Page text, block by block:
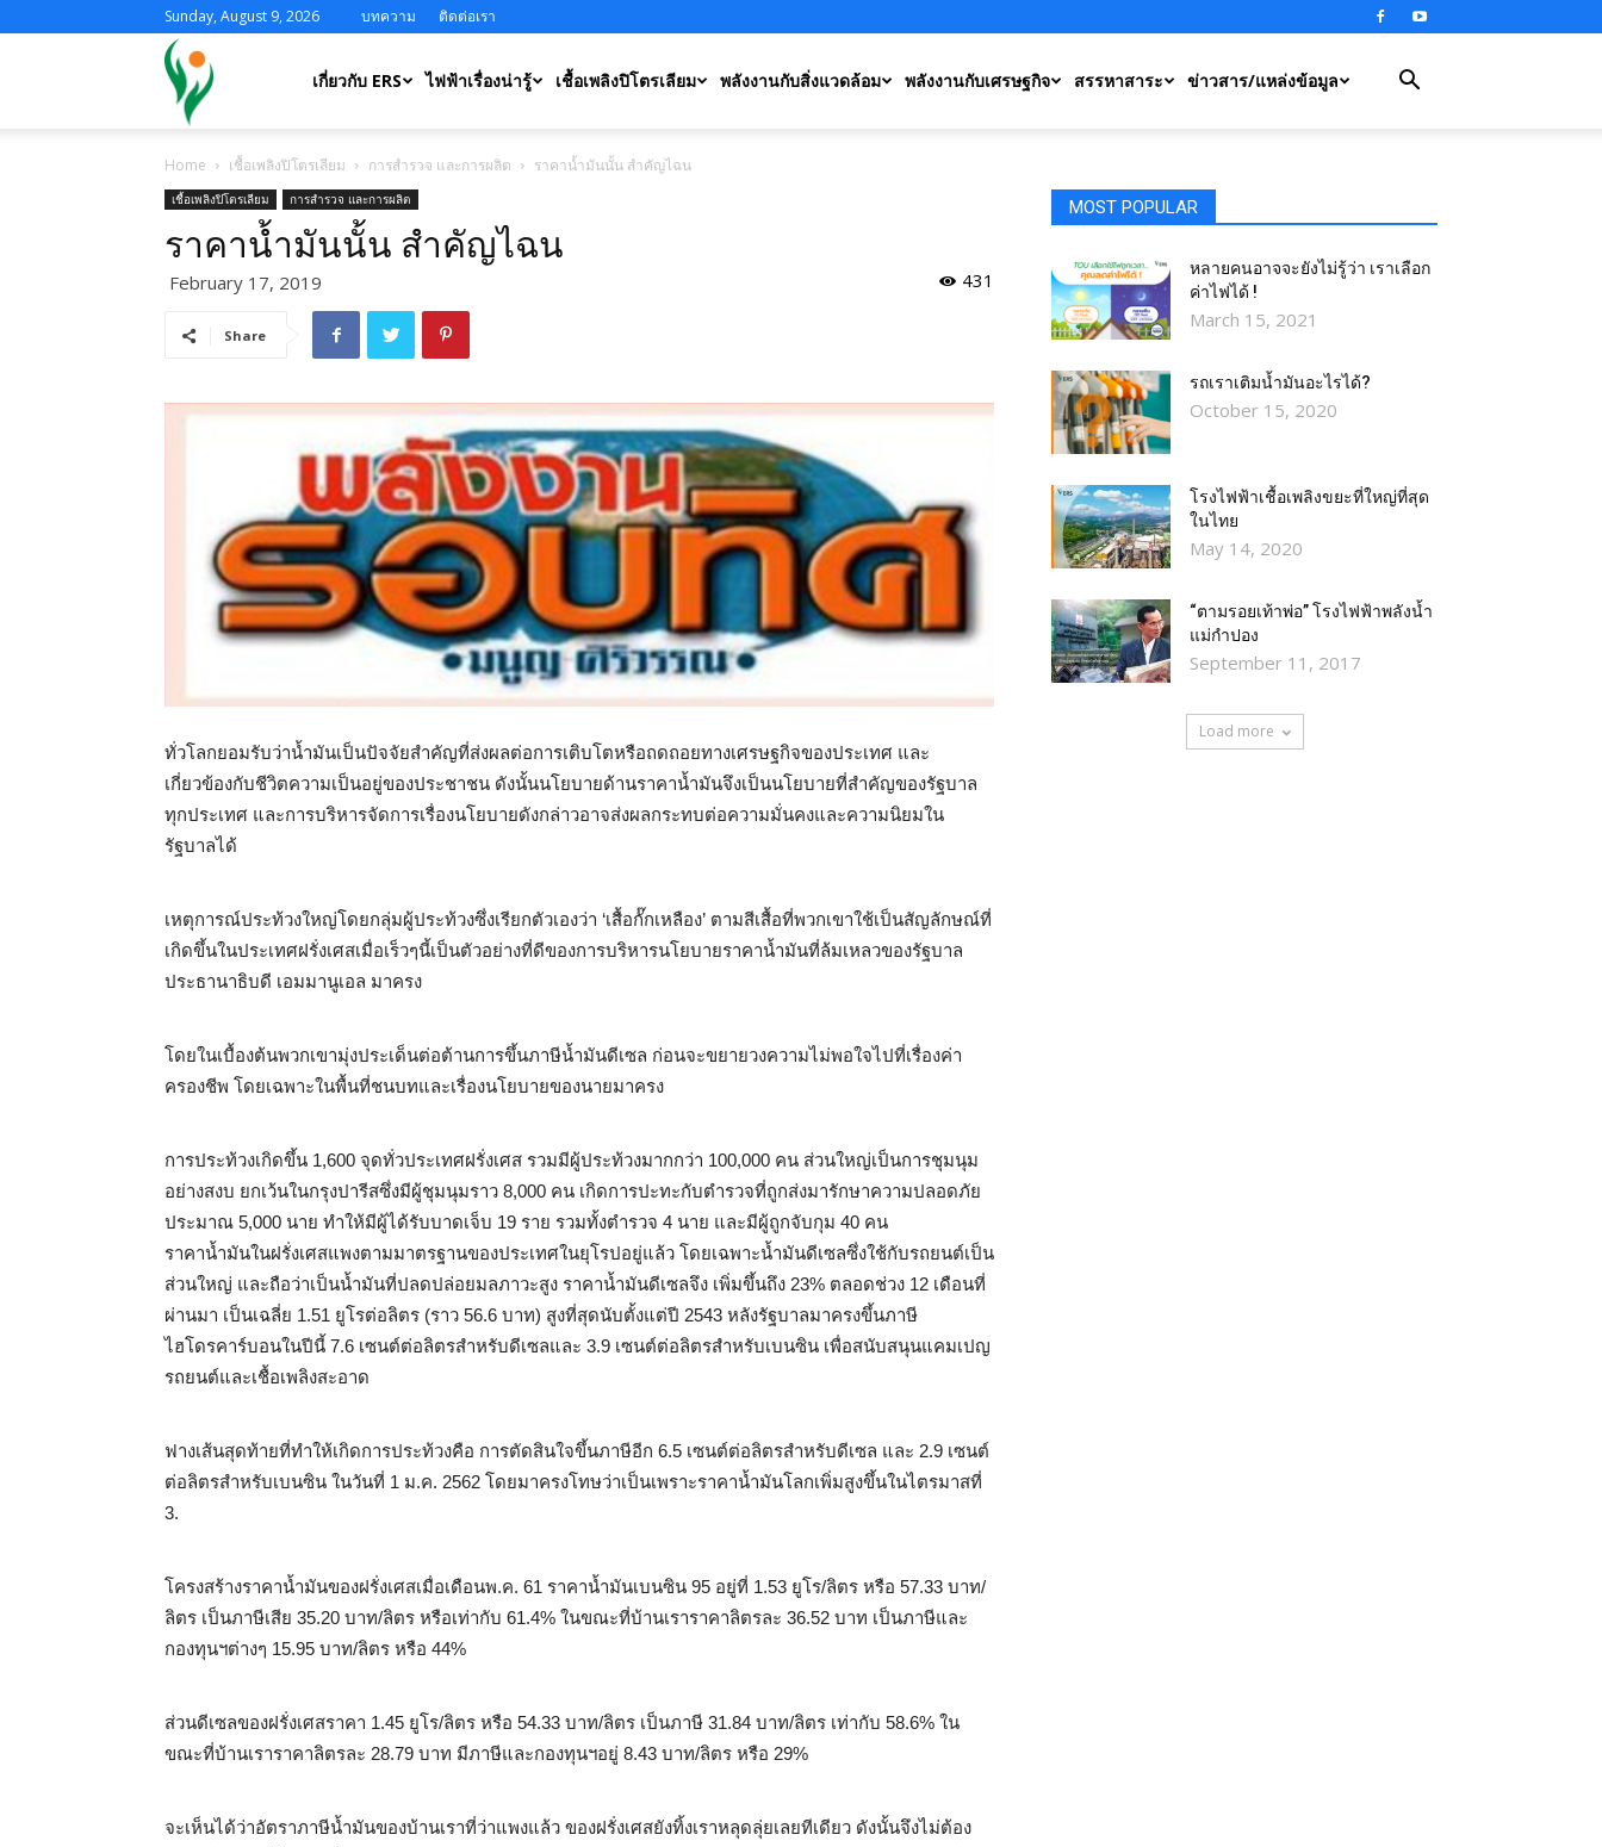
Sunday, August 9, 2026 บทความ ติดต่อเรา
ERS เกี่ยวกับ ERS ไฟฟ้าเรื่องน่ารู้ เชื้อเพลิงปิโตรเลียม พลังงานกับสิ่งแวดล้อม พลังงานกับเศรษฐกิจ สรรหาสาระ ข่าวสาร/แหล่งข้อมูล
Home เชื้อเพลิงปิโตรเลียม การสำรวจ และการผลิต ราคาน้ำมันนั้น สำคัญไฉน
เชื้อเพลิงปิโตรเลียม การสำรวจ และการผลิต
ราคาน้ำมันนั้น สำคัญไฉน
February 17, 2019 431
Share
ทั่วโลกยอมรับว่าน้ำมันเป็นปัจจัยสำคัญที่ส่งผลต่อการเติบโตหรือถดถอยทางเศรษฐกิจของประเทศ และ
เกี่ยวข้องกับชีวิตความเป็นอยู่ของประชาชน ดังนั้นนโยบายด้านราคาน้ำมันจึงเป็นนโยบายที่สำคัญของรัฐบาล
ทุกประเทศ และการบริหารจัดการเรื่องนโยบายดังกล่าวอาจส่งผลกระทบต่อความมั่นคงและความนิยมใน
รัฐบาลได้
เหตุการณ์ประท้วงใหญ่โดยกลุ่มผู้ประท้วงซึ่งเรียกตัวเองว่า ‘เสื้อกั๊กเหลือง’ ตามสีเสื้อที่พวกเขาใช้เป็นสัญลักษณ์ที่
เกิดขึ้นในประเทศฝรั่งเศสเมื่อเร็วๆนี้เป็นตัวอย่างที่ดีของการบริหารนโยบายราคาน้ำมันที่ล้มเหลวของรัฐบาล
ประธานาธิบดี เอมมานูเอล มาครง
โดยในเบื้องต้นพวกเขามุ่งประเด็นต่อต้านการขึ้นภาษีน้ำมันดีเซล ก่อนจะขยายวงความไม่พอใจไปที่เรื่องค่า
ครองชีพ โดยเฉพาะในพื้นที่ชนบทและเรื่องนโยบายของนายมาครง
การประท้วงเกิดขึ้น 1,600 จุดทั่วประเทศฝรั่งเศส รวมมีผู้ประท้วงมากกว่า 100,000 คน ส่วนใหญ่เป็นการชุมนุม
อย่างสงบ ยกเว้นในกรุงปารีสซึ่งมีผู้ชุมนุมราว 8,000 คน เกิดการปะทะกับตำรวจที่ถูกส่งมารักษาความปลอดภัย
ประมาณ 5,000 นาย ทำให้มีผู้ได้รับบาดเจ็บ 19 ราย รวมทั้งตำรวจ 4 นาย และมีผู้ถูกจับกุม 40 คน
ราคาน้ำมันในฝรั่งเศสแพงตามมาตรฐานของประเทศในยุโรปอยู่แล้ว โดยเฉพาะน้ำมันดีเซลซึ่งใช้กับรถยนต์เป็น
ส่วนใหญ่ และถือว่าเป็นน้ำมันที่ปลดปล่อยมลภาวะสูง ราคาน้ำมันดีเซลจึง เพิ่มขึ้นถึง 23% ตลอดช่วง 12 เดือนที่
ผ่านมา เป็นเฉลี่ย 1.51 ยูโรต่อลิตร (ราว 56.6 บาท) สูงที่สุดนับตั้งแต่ปี 2543 หลังรัฐบาลมาครงขึ้นภาษี
ไฮโดรคาร์บอนในปีนี้ 7.6 เซนต์ต่อลิตรสำหรับดีเซลและ 3.9 เซนต์ต่อลิตรสำหรับเบนซิน เพื่อสนับสนุนแคมเปญ
รถยนต์และเชื้อเพลิงสะอาด
ฟางเส้นสุดท้ายที่ทำให้เกิดการประท้วงคือ การตัดสินใจขึ้นภาษีอีก 6.5 เซนต์ต่อลิตรสำหรับดีเซล และ 2.9 เซนต์
ต่อลิตรสำหรับเบนซิน ในวันที่ 1 ม.ค. 2562 โดยมาครงโทษว่าเป็นเพราะราคาน้ำมันโลกเพิ่มสูงขึ้นในไตรมาสที่
3.
โครงสร้างราคาน้ำมันของฝรั่งเศสเมื่อเดือนพ.ค. 61 ราคาน้ำมันเบนซิน 95 อยู่ที่ 1.53 ยูโร/ลิตร หรือ 57.33 บาท/
ลิตร เป็นภาษีเสีย 35.20 บาท/ลิตร หรือเท่ากับ 61.4% ในขณะที่บ้านเราราคาลิตรละ 36.52 บาท เป็นภาษีและ
กองทุนฯต่างๆ 15.95 บาท/ลิตร หรือ 44%
ส่วนดีเซลของฝรั่งเศสราคา 1.45 ยูโร/ลิตร หรือ 54.33 บาท/ลิตร เป็นภาษี 31.84 บาท/ลิตร เท่ากับ 58.6% ใน
ขณะที่บ้านเราราคาลิตรละ 28.79 บาท มีภาษีและกองทุนฯอยู่ 8.43 บาท/ลิตร หรือ 29%
จะเห็นได้ว่าอัตราภาษีน้ำมันของบ้านเราที่ว่าแพงแล้ว ของฝรั่งเศสยังทิ้งเราหลุดลุ่ยเลยทีเดียว ดังนั้นจึงไม่ต้อง
MOST POPULAR
หลายคนอาจจะยังไม่รู้ว่า เราเลือก
ค่าไฟได้ !
March 15, 2021
รถเราเติมน้ำมันอะไรได้?​
October 15, 2020
โรงไฟฟ้าเชื้อเพลิงขยะที่ใหญ่ที่สุด
ในไทย
May 14, 2020
“ตามรอยเท้าพ่อ” โรงไฟฟ้าพลังน้ำ
แม่กำปอง
September 11, 2017
Load more